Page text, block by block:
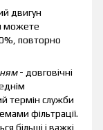
двигун
можете
повторно
- довговічні
термін служби
фільтрації.
більші і важкі